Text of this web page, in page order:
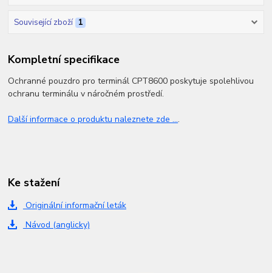
Související zboží 1
Kompletní specifikace
Ochranné pouzdro pro terminál CPT8600 poskytuje spolehlivou
ochranu terminálu v náročném prostředí.
Další informace o produktu naleznete zde ....
Ke stažení
Originální informační leták
Návod (anglicky)